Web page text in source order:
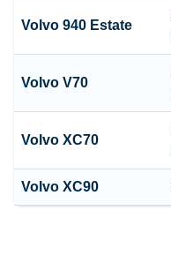
Volvo 940 Estate
Volvo V70
Volvo XC70
Volvo XC90